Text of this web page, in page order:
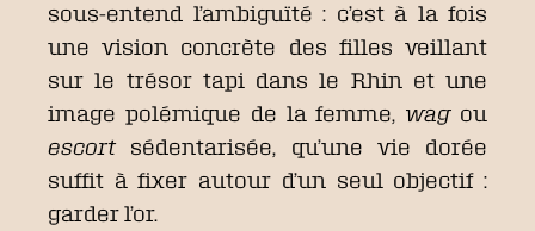
sous-entend l’ambiguïté : c’est à la fois
une vision concrète des filles veillant
sur le trésor tapi dans le Rhin et une
image polémique de la femme, wagou
escortsédentarisée, qu’une vie dorée
suffit à fixer autour d’un seul objectif :
garder l’or.